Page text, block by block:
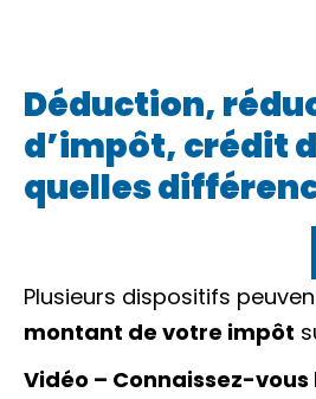
Déduction,
d’impôt, crédit
quelles
Plusieurs dispositifs
montant de votre impôt
Vidéo – Connaissez-